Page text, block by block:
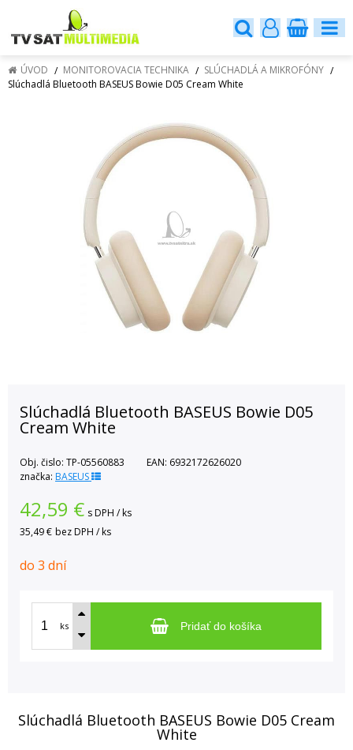
ÚVOD MONITOROVACIA TECHNIKA
SLÚCHADLÁ A MIKROFÓNY
Slúchadlá Bluetooth BASEUS Bowie D05 Cream White
Slúchadlá Bluetooth BASEUS Bowie D05
Cream White
Obj. čislo: TP-05560883 EAN: 6932172626020
značka: BASEUS
42,59 € s DPH / ks
35,49 € bez DPH / ks
do 3 dní
ks Pridať do košíka
Slúchadlá Bluetooth BASEUS Bowie D05 Cream
White